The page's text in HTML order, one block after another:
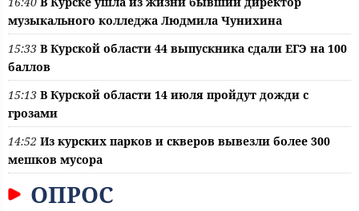
музыкального колледжа Людмила Чунихина
15:33 В Курской области 44 выпускника сдали ЕГЭ на 100
баллов
15:13 В Курской области 14 июля пройдут дожди с
грозами
14:52 Из курских парков и скверов вывезли более 300
мешков мусора
ОПРОС